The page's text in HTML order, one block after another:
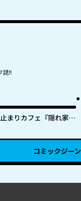
誌!!
まりカフェ『隠れ家』
がくつろぎに来ます～
コミックジーン